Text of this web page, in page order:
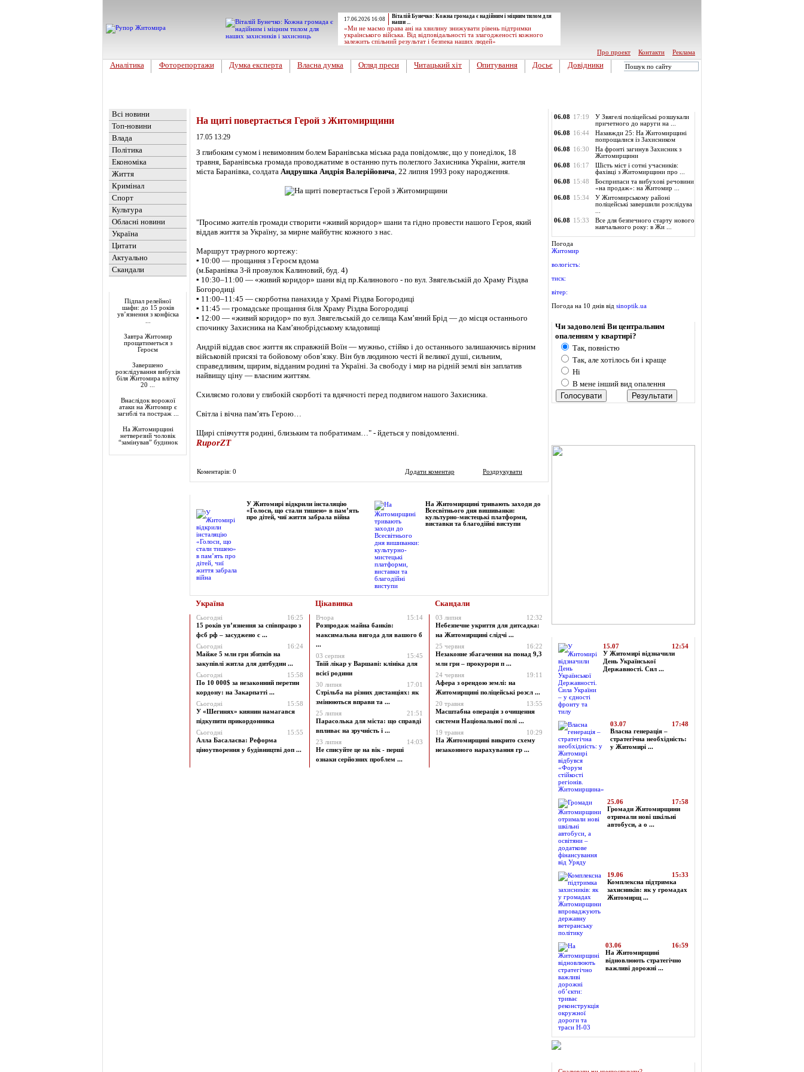
17.06.2026 16:08
Віталій Бунечко: Кожна громада є надійним і міцним тилом для
наши ...
«Ми не маємо права ані на хвилину знижувати рівень підтримки
українського війська. Від відповідальності та злагодженості кожного
залежить спільний результат і безпека наших людей»
Про проект
Контакти Реклама
Аналітика Фоторепортажи Думка експерта Власна думка Огляд преси Читацький хіт Опитування Досьє Довідники
Всі новини
Топ-новини
Влада
Політика
Економіка
Життя
Кримінал
Спорт
Культура
Обласні новини
Україна
Цитати
Актуально
Скандали
Підпал релейної
шафи: до 15 років
ув’язнення з конфіска
Завтра Житомир
прощатиметься з
Героєм
Завершено
розслідування вибухів
біля Житомира влітку
20 ...
Внаслідок ворожої
атаки на Житомир є
загиблі та постраж ...
На Житомирщині
нетверезий чоловік
“замінував” будинок
На щиті повертається Герой з Житомирщини
17.05 13:29
З глибоким сумом і невимовним болем Баранівська міська рада повідомляє, що у понеділок, 18
травня, Баранівська громада проводжатиме в останню путь полеглого Захисника України, жителя
міста Баранівка, солдата Андрушка Андрія Валерійовича, 22 липня 1993 року народження.
"Просимо жителів громади створити «живий коридор» шани та гідно провести нашого Героя, який
віддав життя за Україну, за мирне майбутнє кожного з нас.
Маршрут траурного кортежу:
▪️ 10:00 — прощання з Героєм вдома
(м.Баранівка 3-й провулок Калиновий, буд. 4)
▪️ 10:30–11:00 — «живий коридор» шани від пр.Калинового - по вул. Звягельській до Храму Різдва
Богородиці
▪️ 11:00–11:45 — скорботна панахида у Храмі Різдва Богородиці
▪️ 11:45 — громадське прощання біля Храму Різдва Богородиці
▪️ 12:00 — «живий коридор» по вул. Звягельській до селища Кам’яний Брід — до місця останнього
спочинку Захисника на Кам’янобрідському кладовищі
Андрій віддав своє життя як справжній Воїн — мужньо, стійко і до останнього залишаючись вірним
військовій присязі та бойовому обов’язку. Він був людиною честі й великої душі, сильним,
справедливим, щирим, відданим родині та Україні. За свободу і мир на рідній землі він заплатив
найвищу ціну — власним життям.
Схиляємо голови у глибокій скорботі та вдячності перед подвигом нашого Захисника.
Світла і вічна пам’ять Герою…
Щирі співчуття родині, близьким та побратимам…" - йдеться у повідомленні.
RuporZT
Коментарів: 0 Додати коментар Роздрукувати
У Житомирі відкрили інсталяцію
«Голоси, що стали тишею» в пам’ять
про дітей, чиї життя забрала війна
На Житомирщині тривають заходи до
Всесвітнього дня вишиванки:
культурно-мистецькі платформи,
виставки та благодійні виступи
Україна Цікавинка Скандали
Сьогодні
16:25
15 років ув’язнення за співпрацю з
фсб рф – засуджено с ...
Сьогодні
16:24
Майже 5 млн грн збитків на
закупівлі житла для дитбудин ...
Сьогодні
15:58
По 10 000$ за незаконний перетин
кордону: на Закарпатті ...
Сьогодні
15:58
У «Шегинях» киянин намагався
підкупити прикордонника
Сьогодні
15:55
Алла Басалаєва: Реформа
ціноутворення у будівництві доп ...
Вчора
15:14
Розпродаж майна банків:
максимальна вигода для вашого б
...
03 серпня
15:45
Твій лікар у Варшаві: клініка для
всієї родини
30 липня
17:01
Стрільба на різних дистанціях: як
змінюються вправи та ...
25 липня
21:51
Парасолька для міста: що справді
впливає на зручність і ...
23 липня
14:03
Не списуйте це на вік - перші
ознаки серйозних проблем ...
03 липня
12:32
Небезпечне укриття для дитсадка:
на Житомирщині слідчі ...
25 червня
16:22
Незаконне збагачення на понад 9,3
млн грн – прокурори п ...
24 червня
19:11
Афера з орендою землі: на
Житомирщині поліцейські розсл ...
20 травня
13:55
Масштабна операція з очищення
системи Національної полі ...
19 травня
10:29
На Житомирщині викрито схему
незаконного нарахування гр ...
06.08 17:19
У Звягелі поліцейські розшукали
причетного до наруги на ...
06.08 16:44
Назавжди 25: На Житомирщині
попрощалися із Захисником
06.08 16:30
На фронті загинув Захисник з
Житомирщини
06.08 16:17
Шість міст і сотні учасників:
фахівці з Житомирщини про ...
06.08 15:48
Боєприпаси та вибухові речовини
«на продаж»: на Житомир ...
06.08 15:34
У Житомирському районі
поліцейські завершили розслідува
06.08 15:33
Все для безпечного старту нового
навчального року: в Жи ...
Погода
Житомир
вологість:
тиск:
вітер:
Погода на 10 днів від sinoptik.ua
Чи задоволені Ви центральним
опаленням у квартирі?
Так, повністю
Так, але хотілось би і краще
Ні
В мене інший вид опалення
15.07
12:54
У Житомирі відзначили
День Української
Державності. Сил ...
03.07
17:48
Власна генерація –
стратегічна необхідність:
у Житомирі ...
25.06
17:58
Громади Житомирщини
отримали нові шкільні
автобуси, а о ...
19.06
15:33
Комплексна підтримка
захисників: як у громадах
Житомирщ ...
03.06
16:59
На Житомирщині
відновлюють стратегічно
важливі дорожні ...